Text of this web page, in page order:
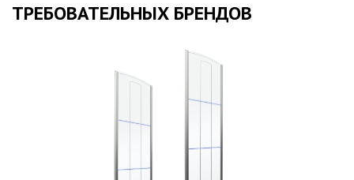
ТРЕБОВАТЕЛЬНЫХ БРЕНДОВ